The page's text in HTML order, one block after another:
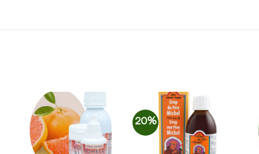
à la
liste de
souhaits
20%
Ajouter
à la
liste de
souhaits